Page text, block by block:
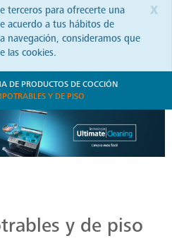
x
terceros para ofrecerte una
acuerdo a tus hábitos de
navegación, consideramos que
las cookies.
DE PRODUCTOS DE COCCIÓN
Y DE PISO
y de piso